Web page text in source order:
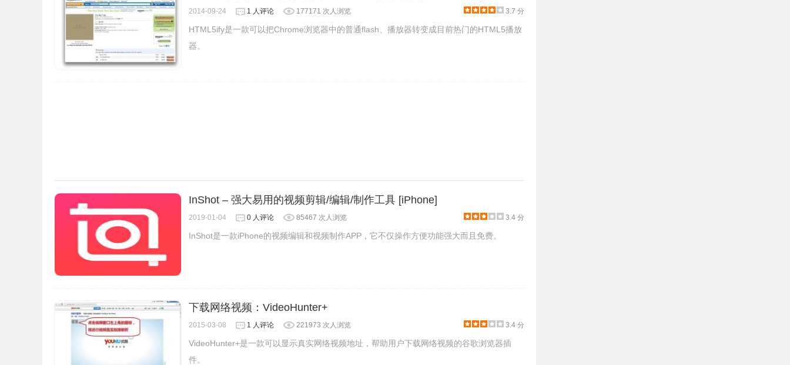
2014-09-24 1 人评论 177171 次人浏览 3.7 分
HTML5ify是一款可以把Chrome浏览器中的普通flash、播放器转变成目前热门的HTML5播放
器。
InShot – 强大易用的视频剪辑/编辑/制作工具 [iPhone]
2019-01-04 0 人评论 85467 次人浏览 3.4 分
InShot是一款iPhone的视频编辑和视频制作APP，它不仅操作方便功能强大而且免费。
下载网络视频：VideoHunter+
2015-03-08 1 人评论 221973 次人浏览 3.4 分
VideoHunter+是一款可以显示真实网络视频地址，帮助用户下载网络视频的谷歌浏览器插
件。